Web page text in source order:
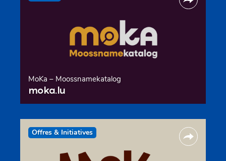
MoKa – Moossnamekatalog
moka.lu
Offres & Initiatives